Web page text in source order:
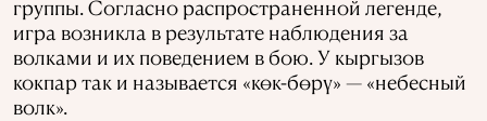
группы. Согласно распространенной легенде,
игра возникла в результате наблюдения за
волками и их поведением в бою. У кыргызов
кокпар так и называется «көк-бөрү» — «небесный
волк».